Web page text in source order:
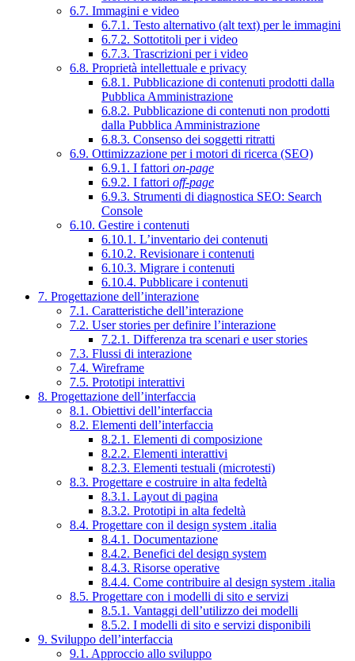
6.7. Immagini e video
6.7.1. Testo alternativo (alt text) per le immagini
6.7.2. Sottotitoli per i video
6.7.3. Trascrizioni per i video
6.8. Proprietà intellettuale e privacy
6.8.1. Pubblicazione di contenuti prodotti dalla
Pubblica Amministrazione
6.8.2. Pubblicazione di contenuti non prodotti
dalla Pubblica Amministrazione
6.8.3. Consenso dei soggetti ritratti
6.9. Ottimizzazione per i motori di ricerca (SEO)
6.9.1. I fattori on-page
6.9.2. I fattori off-page
6.9.3. Strumenti di diagnostica SEO: Search
Console
6.10. Gestire i contenuti
6.10.1. L’inventario dei contenuti
6.10.2. Revisionare i contenuti
6.10.3. Migrare i contenuti
6.10.4. Pubblicare i contenuti
7. Progettazione dell’interazione
7.1. Caratteristiche dell’interazione
7.2. User stories per definire l’interazione
7.2.1. Differenza tra scenari e user stories
7.3. Flussi di interazione
7.4. Wireframe
7.5. Prototipi interattivi
8. Progettazione dell’interfaccia
8.1. Obiettivi dell’interfaccia
8.2. Elementi dell’interfaccia
8.2.1. Elementi di composizione
8.2.2. Elementi interattivi
8.2.3. Elementi testuali (microtesti)
8.3. Progettare e costruire in alta fedeltà
8.3.1. Layout di pagina
8.3.2. Prototipi in alta fedeltà
8.4. Progettare con il design system .italia
8.4.1. Documentazione
8.4.2. Benefici del design system
8.4.3. Risorse operative
8.4.4. Come contribuire al design system .italia
8.5. Progettare con i modelli di sito e servizi
8.5.1. Vantaggi dell’utilizzo dei modelli
8.5.2. I modelli di sito e servizi disponibili
9. Sviluppo dell’interfaccia
9.1. Approccio allo sviluppo